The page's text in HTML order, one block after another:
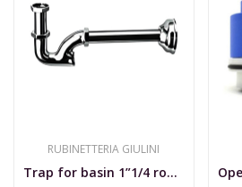
RUBINETTERIA GIULINI
Trap for basin 1”1/4 round